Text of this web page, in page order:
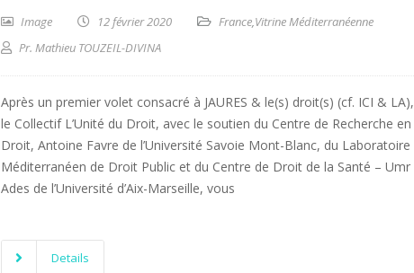
Image 12 février 2020 France,Vitrine Méditerranéenne
Pr. Mathieu TOUZEIL-DIVINA
Après un premier volet consacré à JAURES & le(s) droit(s) (cf. ICI & LA),
le Collectif L’Unité du Droit, avec le soutien du Centre de Recherche en
Droit, Antoine Favre de l’Université Savoie Mont-Blanc, du Laboratoire
Méditerranéen de Droit Public et du Centre de Droit de la Santé – Umr
Ades de l’Université d’Aix-Marseille, vous
Details